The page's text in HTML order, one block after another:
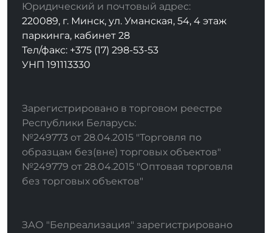
Юридический и почтовый адрес:
220089, г. Минск, ул. Уманская, 54, 4 этаж
паркинга, кабинет 28
Тел/факс: +375 (17) 298-53-53
УНП 191113330
Зарегистрировано в торговом реестре
Республики Беларусь:
№249773 от 28.04.2015 "Торговля по
образцам без(вне) торговых объектов"
№249779 от 28.04.2015 "Оптовая торговля
без торговых объектов"
ЗАО "Белреализация" зарегистрировано